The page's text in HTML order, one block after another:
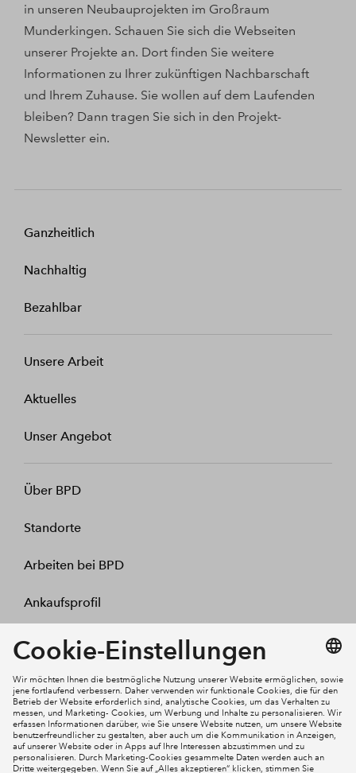
in unseren Neubauprojekten im Großraum
Munderkingen. Schauen Sie sich die Webseiten
unserer Projekte an. Dort finden Sie weitere
Informationen zu Ihrer zukünftigen Nachbarschaft
und Ihrem Zuhause. Sie wollen auf dem Laufenden
bleiben? Dann tragen Sie sich in den Projekt-
Newsletter ein.
Ganzheitlich
Nachhaltig
Bezahlbar
Unsere Arbeit
Aktuelles
Unser Angebot
Über BPD
Standorte
Arbeiten bei BPD
Ankaufsprofil
Kontakt
Mein Konto